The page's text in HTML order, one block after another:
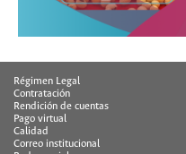
Régimen Legal
Contratación
Rendición de cuentas
Pago virtual
Calidad
Correo institucional